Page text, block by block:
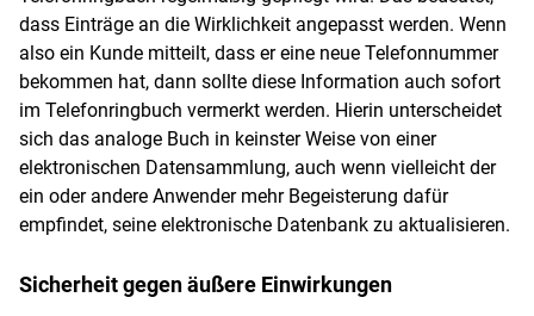
dass Einträge an die Wirklichkeit angepasst werden. Wenn
also ein Kunde mitteilt, dass er eine neue Telefonnummer
bekommen hat, dann sollte diese Information auch sofort
im Telefonringbuch vermerkt werden. Hierin unterscheidet
sich das analoge Buch in keinster Weise von einer
elektronischen Datensammlung, auch wenn vielleicht der
ein oder andere Anwender mehr Begeisterung dafür
empfindet, seine elektronische Datenbank zu aktualisieren.
Sicherheit gegen äußere Einwirkungen